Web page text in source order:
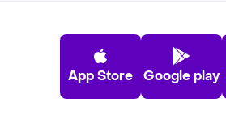
App Store Google play